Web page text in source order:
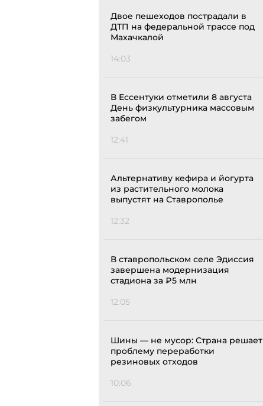
Двое пешеходов пострадали в
ДТП на федеральной трассе под
Махачкалой
14:03
В Ессентуки отметили 8 августа
День физкультурника массовым
забегом
12:41
Альтернативу кефира и йогурта
из растительного молока
выпустят на Ставрополье
12:32
В ставропольском селе Эдиссия
завершена модернизация
стадиона за ₽5 млн
12:05
Шины — не мусор: Страна решает
проблему переработки
резиновых отходов
10:06